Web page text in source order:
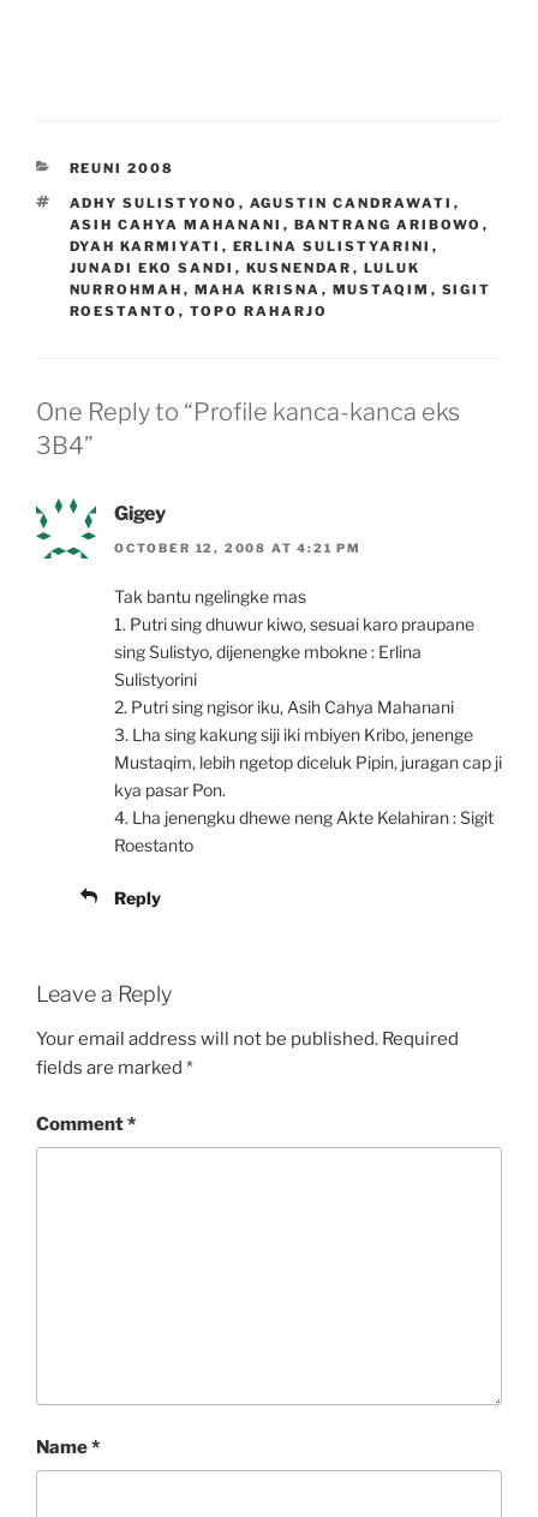
CATEGORIES
REUNI 2008
TAGS
ADHY SULISTYONO , AGUSTIN CANDRAWATI ,
ASIH CAHYA MAHANANI , BANTRANG ARIBOWO ,
DYAH KARMIYATI , ERLINA SULISTYARINI ,
JUNADI EKO SANDI , KUSNENDAR , LULUK
NURROHMAH , MAHA KRISNA , MUSTAQIM , SIGIT
ROESTANTO , TOPO RAHARJO
One Reply to “Profile kanca-kanca eks
3B4”
Gigey
OCTOBER 12, 2008 AT 4:21 PM
Tak bantu ngelingke mas
1. Putri sing dhuwur kiwo, sesuai karo praupane
sing Sulistyo, dijenengke mbokne : Erlina
Sulistyorini
2. Putri sing ngisor iku, Asih Cahya Mahanani
3. Lha sing kakung siji iki mbiyen Kribo, jenenge
Mustaqim, lebih ngetop diceluk Pipin, juragan cap ji
kya pasar Pon.
4. Lha jenengku dhewe neng Akte Kelahiran : Sigit
Roestanto
Reply
Leave a Reply
Your email address will not be published. Required
fields are marked *
Comment*
Name*